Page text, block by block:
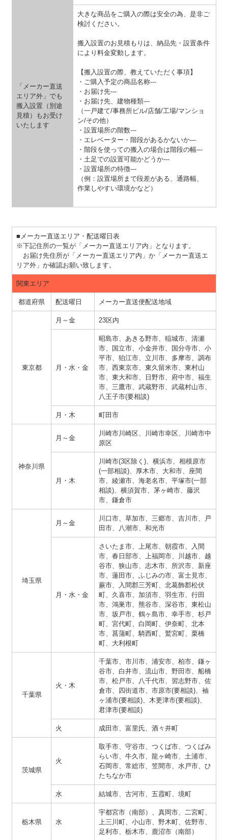
「メーカー直送
エリア外」でも
搬入設置（別途
見積）もお受け
いたします
大きな商品をご購入の際は安全の為、是非ご
検討ください。
搬入設置のお見積もりは、納品先・設置条件
により料金変動します。
【搬入設置の際、教えていただく事項】
・ご購入予定の商品名称---
・お届け先---
・お届け先、建物種類---
（一戸建て/事務所ビル/店舗/工場/マンショ
ン/その他）
・設置場所の階数---
・エレベーター・階段があるかないか---
・階段を使っての搬入の場合は階段の幅---
・土足での設置可能かどうか---
・設置場所の特徴---
（例：設置場所まで段差がある、通路幅、
作業しやすい環境かなど）
■メーカー直送エリア・配送曜日表
※下記住所の一覧が「メーカー直送エリア内」となります。
お届け先住所が「メーカー直送エリア内」か「メーカー直送エ
リア外」か確認お願い致します。
関東エリア
都道府県 配送曜日 メーカー直送便配送地域
東京都
月～金 23区内
月・水・金
昭島市、あきる野市、稲城市、清瀬
市、国立市、小金井市、国分寺市、小
平市、狛江市、立川市、多摩市、調布
市、西東京市、東久留米市、東村山
市、東大和市、日野市、府中市、福生
市、三鷹市、武蔵野市、武蔵村山市、
八王子市(要相談)
月・木 町田市
神奈川県
月～金
川崎市川崎区、川崎市幸区、川崎市中
原区
月・木
川崎市(3区除く)、横浜市、相模原市
(一部相談)、厚木市、大和市、座間
市、綾瀬市、海老名市、平塚市(一部
相談)、横須賀市、茅ヶ崎市、藤沢
市、鎌倉市
埼玉県
月～金
川口市、草加市、三郷市、吉川市、戸
田市、八潮市、和光市
月・水・金
さいたま市、上尾市、朝霞市、入間
市、春日部市、上福岡市、川越市、越
谷市、狭山市、志木市、所沢市、新座
市、蓮田市、ふじみの市、富士見市、
蕨市、入間郡三芳町、北葛飾郡松伏
町、久喜市、加須市、羽生市、行田
市、鴻巣市、熊谷市、深谷市、東松山
市、坂戸市、鶴ヶ島市、幸手市、杉戸
町、宮代町、白岡町、伊奈町、北本
市、菖蒲町、騎西町、鷲宮町、栗橋
町、大利根町
千葉県
火・木
千葉市、市川市、浦安市、柏市、鎌ヶ
谷市、白井市、流山市、野田市、船橋
市、松戸市、八千代市、習志野市、佐
倉市、四街道市、市原市(要相談)、袖
ヶ浦市(要相談)、木更津市(要相談)、
君津市(要相談)
火 成田市、富里氏、酒々井町
茨城県
火
取手市、守谷市、つくば市、つくばみ
らい市、牛久市、龍ヶ崎市、土浦市、
石岡市、常総市、笠間市、水戸市、ひ
たちなか市
水 結城市、古河市、五霞町、境町
栃木県 水
宇都宮市（南部）、真岡市、二宮町、
上三川町、小山市、野木町、佐野市、
足利市、栃木市、鹿沼市（南部）